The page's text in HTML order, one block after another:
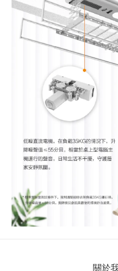
關於